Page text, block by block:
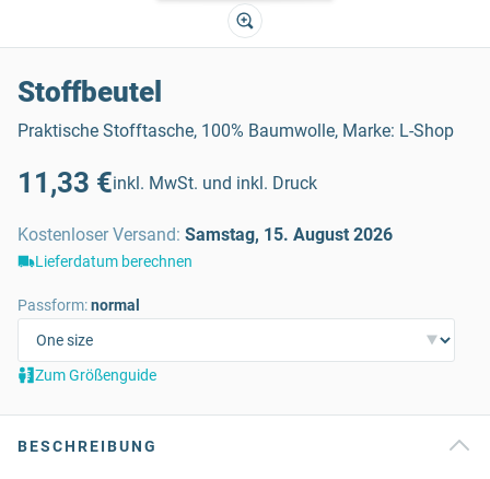
Stoffbeutel
Praktische Stofftasche, 100% Baumwolle, Marke: L-Shop
11,33 €inkl. MwSt. und inkl. Druck
Kostenloser Versand: Samstag, 15. August 2026
Lieferdatum berechnen
Passform:normal
Zum Größenguide
BESCHREIBUNG